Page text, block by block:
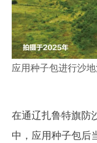
应用种子包进行沙
在通辽扎鲁特旗防
中，应用种子包后